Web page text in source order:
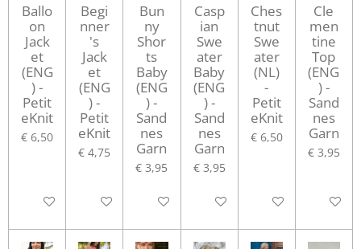
Ballo
on
Jack
et
(ENG
) -
Petit
eKnit
€ 6,50
In winkelwagen
Begi
nner
's
Jack
et
(ENG
) -
Petit
eKnit
€ 4,75
In winkelwagen
Bun
ny
Shor
ts
Baby
(ENG
) -
Sand
nes
Garn
€ 3,95
In winkelwagen
Casp
ian
Swe
ater
Baby
(ENG
) -
Sand
nes
Garn
€ 3,95
In winkelwagen
Ches
tnut
Swe
ater
(NL)
-
Petit
eKnit
€ 6,50
In winkelwagen
Cle
men
tine
Top
(ENG
) -
Sand
nes
Garn
€ 3,95
Houd